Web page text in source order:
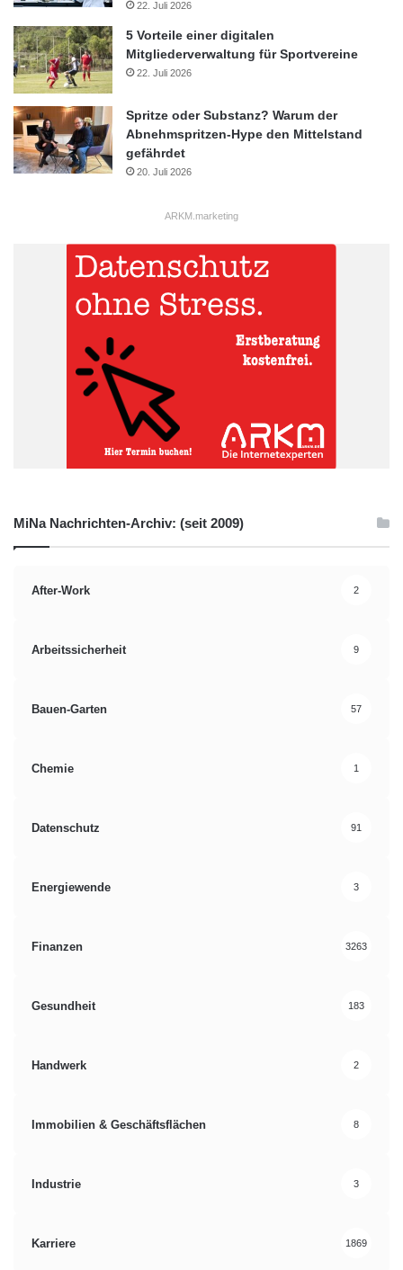
22. Juli 2026
5 Vorteile einer digitalen
Mitgliederverwaltung für Sportvereine
22. Juli 2026
Spritze oder Substanz? Warum der
Abnehmspritzen-Hype den Mittelstand
gefährdet
20. Juli 2026
ARKM.marketing
MiNa Nachrichten-Archiv: (seit 2009)
After-Work 2
Arbeitssicherheit 9
Bauen-Garten 57
Chemie 1
Datenschutz 91
Energiewende 3
Finanzen 3263
Gesundheit 183
Handwerk 2
Immobilien & Geschäftsflächen 8
Industrie 3
Karriere 1869